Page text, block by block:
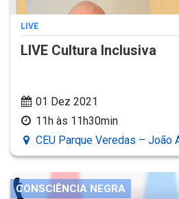
LIVE
LIVE Cultura Inclusiva
01 Dez 2021
11h às 11h30min
CEU Parque Veredas – João
CONSCIÊNCIA NEGRA